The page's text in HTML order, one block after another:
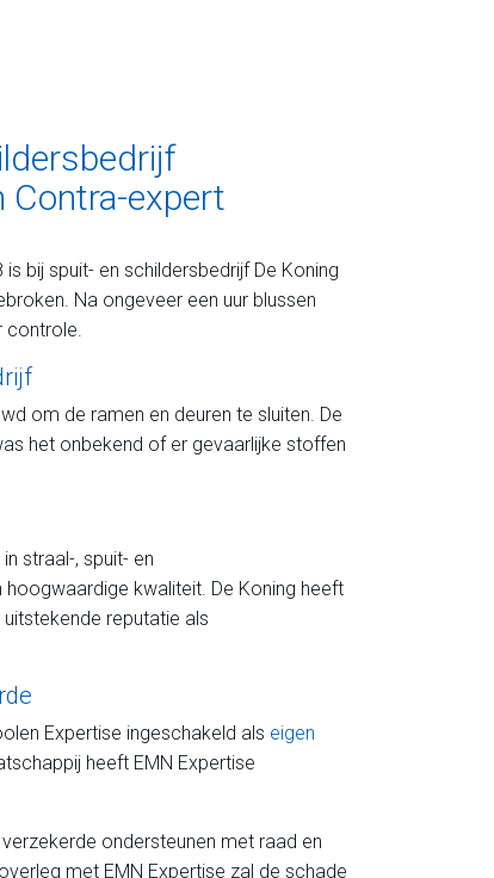
Contra-expert
is bij spuit- en schildersbedrijf De Koning
Na ongeveer een uur blussen
controle.
om de ramen en deuren te sluiten. De
het onbekend of er gevaarlijke stoffen
straal-, spuit- en
kwaliteit. De Koning heeft
reputatie als
Expertise ingeschakeld als eigen
heeft EMN Expertise
ondersteunen met raad en
met EMN Expertise zal de schade